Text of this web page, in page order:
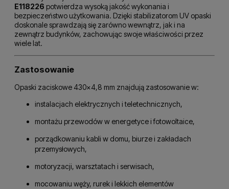
E118226 potwierdza wysoką jakość wykonania i
bezpieczeństwo użytkowania. Dzięki stabilizatorom UV opaski
doskonale sprawdzają się zarówno wewnątrz, jak i na
zewnątrz budynków, zachowując swoje właściwości przez
wiele lat.
Zastosowanie
Opaski zaciskowe 430×4,8 mm znajdują zastosowanie w:
instalacjach elektrycznych i teletechnicznych,
montażu przewodów w energetyce i fotowoltaice,
porządkowaniu kabli w domu, biurze i zakładach
przemysłowych,
motoryzacji, warsztatach i serwisach,
mocowaniu węży, rurek i lekkich elementów